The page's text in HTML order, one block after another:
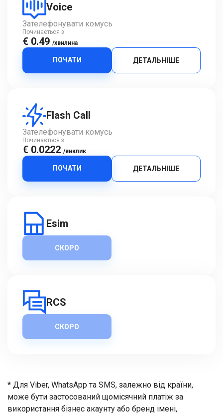
Voice
Зателефонувати комусь
Починається з
€ 0.49 /хвилина
ПОЧАТИ ДЕТАЛЬНІШЕ
Flash Call
Зателефонувати комусь
Починається з
€ 0.0222 /виклик
ПОЧАТИ ДЕТАЛЬНІШЕ
Esim
СКОРО
RCS
СКОРО
* Для Viber, WhatsApp та SMS, залежно від країни,
може бути застосований щомісячний платіж за
використання бізнес акаунту або бренд імені,